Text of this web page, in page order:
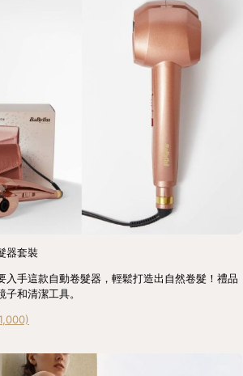
器套裝
入手這款自動卷髮器，輕鬆打造出自然卷髮！禮品
和清潔工具。